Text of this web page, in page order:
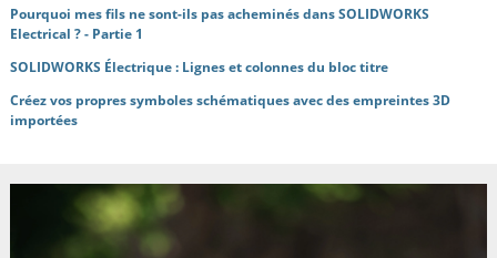
Pourquoi mes fils ne sont-ils pas acheminés dans SOLIDWORKS
Electrical ? - Partie 1
SOLIDWORKS Électrique : Lignes et colonnes du bloc titre
Créez vos propres symboles schématiques avec des empreintes 3D
importées